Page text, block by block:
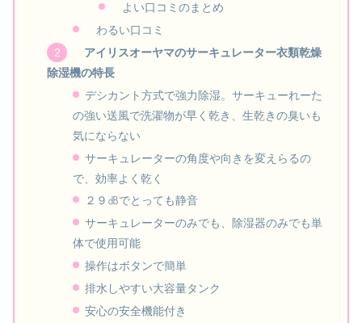
よい口コミのまとめ
わるい口コミ
アイリスオーヤマのサーキュレーター衣類乾燥
除湿機の特長
デシカント方式で強力除湿。サーキューれーた
の強い送風で洗濯物が早く乾き、生乾きの臭いも
気にならない
サーキュレーターの角度や向きを変えらるの
で、効率よく乾く
２９㏈でとっても静音
サーキュレーターのみでも、除湿器のみでも単
体で使用可能
操作はボタンで簡単
排水しやすい大容量タンク
安心の安全機能付き